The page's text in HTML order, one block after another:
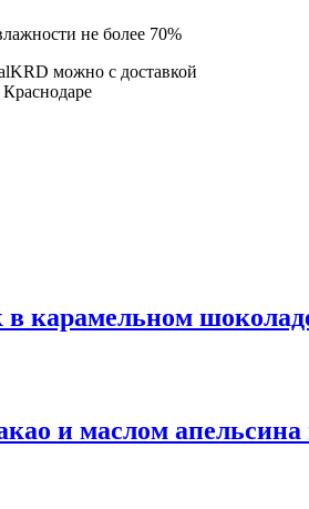
не более 70%
можно с доставкой
карамельном
и маслом апельсина